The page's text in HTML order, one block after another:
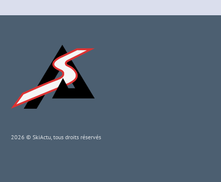
2026 © SkiActu, tous droits réservés